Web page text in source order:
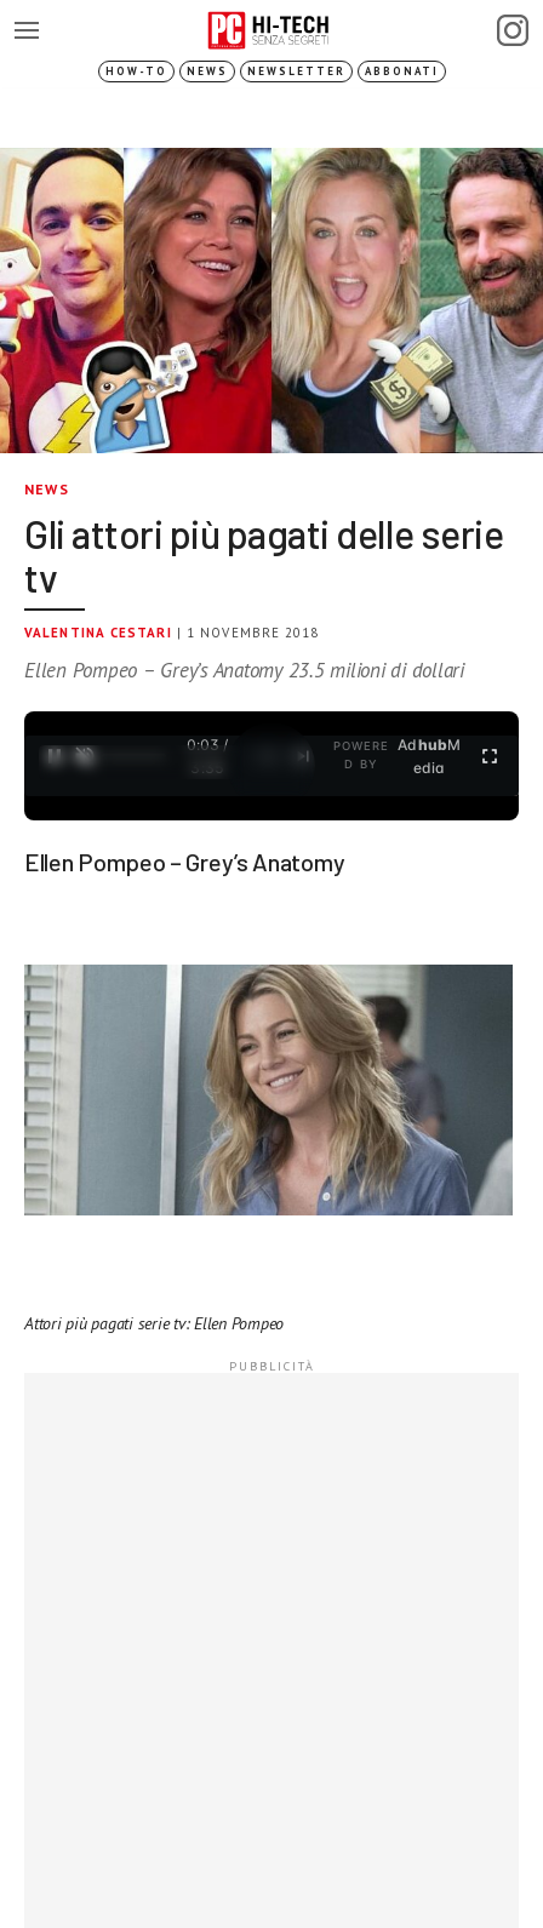
HOW-TO NEWS NEWSLETTER ABBONATI
NEWS
Gli attori più pagati delle serie
tv
VALENTINA CESTARI | 1 NOVEMBRE 2018
Ellen Pompeo – Grey’s Anatomy 23.5 milioni di dollari
0:03 /
3:35
POWERE
D BY
AdhubM
edia
Ellen Pompeo – Grey’s Anatomy
Attori più pagati serie tv: Ellen Pompeo